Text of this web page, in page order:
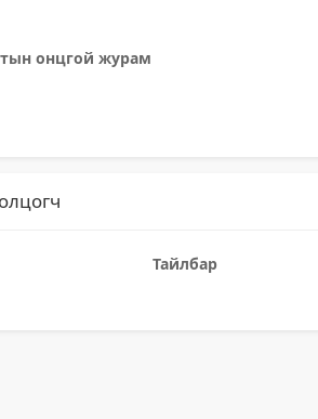
онцгой журам
Тайлбар